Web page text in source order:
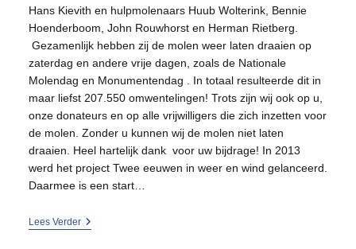
Hans Kievith en hulpmolenaars Huub Wolterink, Bennie
Hoenderboom, John Rouwhorst en Herman Rietberg.
Gezamenlijk hebben zij de molen weer laten draaien op
zaterdag en andere vrije dagen, zoals de Nationale
Molendag en Monumentendag . In totaal resulteerde dit in
maar liefst 207.550 omwentelingen! Trots zijn wij ook op u,
onze donateurs en op alle vrijwilligers die zich inzetten voor
de molen. Zonder u kunnen wij de molen niet laten
draaien. Heel hartelijk dank voor uw bijdrage! In 2013
werd het project Twee eeuwen in weer en wind gelanceerd.
Daarmee is een start…
Lees Verder2014